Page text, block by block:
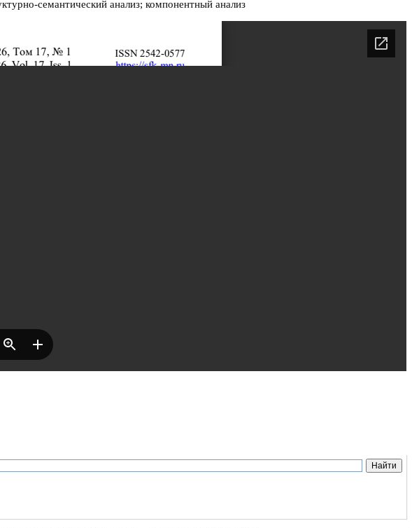
семантический анализ; компонентный анализ